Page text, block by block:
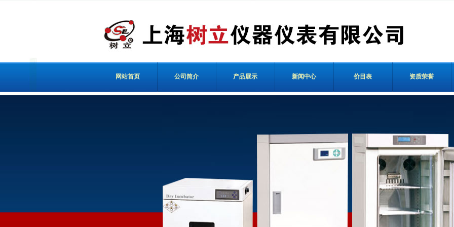
网站首页 公司简介 产品展示 新闻中心 价目表 资质荣誉